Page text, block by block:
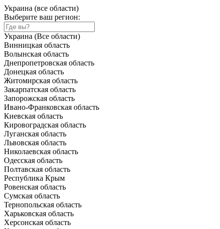
Украина (все области)
Выберите ваш регион:
Украина (Все области)
Винницкая область
Волынская область
Днепропетровская область
Донецкая область
Житомирская область
Закарпатская область
Запорожская область
Ивано-Франковская область
Киевская область
Кировоградская область
Луганская область
Львовская область
Николаевская область
Одесская область
Полтавская область
Республика Крым
Ровенская область
Сумская область
Тернопольская область
Харьковская область
Херсонская область